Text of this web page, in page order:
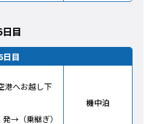
日目
日目
港へお越し下
→（乗継ぎ）
機中泊